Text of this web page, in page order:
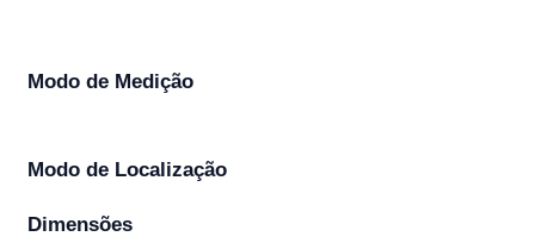
Modo de Medição
Modo de Localização
Dimensões